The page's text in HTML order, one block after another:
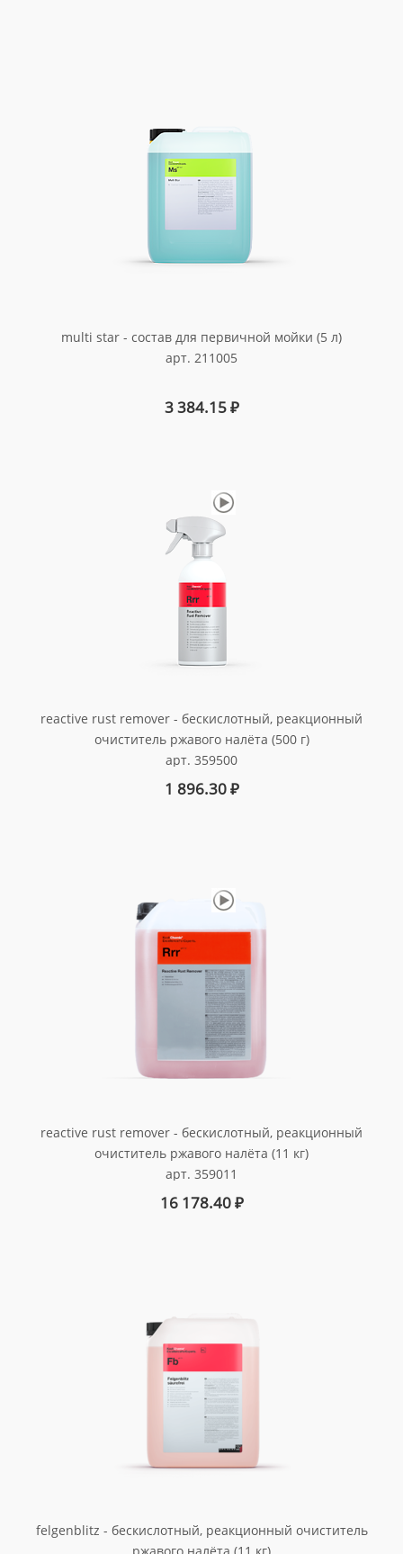
multi star - состав для первичной мойки (5 л)
арт. 211005
3 384.15₽
reactive rust remover - бескислотный, реакционный
очиститель ржавого налёта (500 г)
арт. 359500
1 896.30₽
reactive rust remover - бескислотный, реакционный
очиститель ржавого налёта (11 кг)
арт. 359011
16 178.40₽
felgenblitz - бескислотный, реакционный очиститель
ржавого налёта (11 кг)